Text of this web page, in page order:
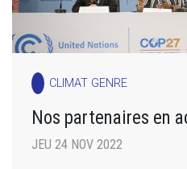
CLIMAT GENRE
Nos partenaires en
JEU 24 NOV 2022